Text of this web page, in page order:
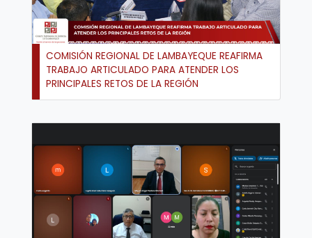
COMISIÓN REGIONAL DE LAMBAYEQUE REAFIRMA
TRABAJO ARTICULADO PARA ATENDER LOS
PRINCIPALES RETOS DE LA REGIÓN